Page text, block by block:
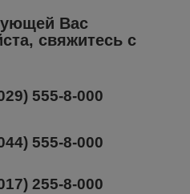
Вас
свяжитесь с
555-8-000
555-8-000
255-8-000